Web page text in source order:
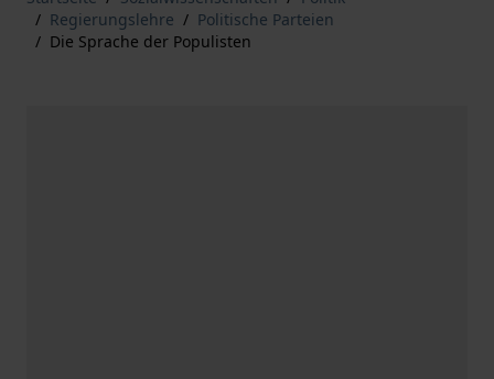
/ Regierungslehre / Politische Parteien
/ Die Sprache der Populisten